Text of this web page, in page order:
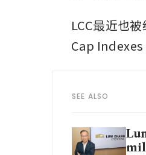
LCC最近也
Cap
SEE ALSO